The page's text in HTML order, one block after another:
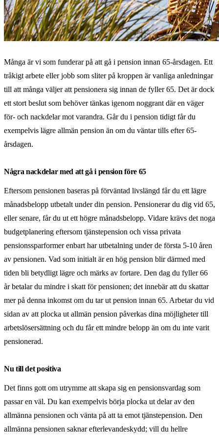
Många är vi som funderar på att gå i pension innan 65-årsdagen. Ett
tråkigt arbete eller jobb som sliter på kroppen är vanliga anledningar
till att många väljer att pensionera sig innan de fyller 65. Det är dock
ett stort beslut som behöver tänkas igenom noggrant där en väger
för- och nackdelar mot varandra. Går du i pension tidigt får du
exempelvis lägre allmän pension än om du väntar tills efter 65-
årsdagen.
Några nackdelar med att gå i pension före 65
Eftersom pensionen baseras på förväntad livslängd får du ett lägre
månadsbelopp utbetalt under din pension. Pensionerar du dig vid 65,
eller senare, får du ut ett högre månadsbelopp. Vidare krävs det noga
budgetplanering eftersom tjänstepension och vissa privata
pensionssparformer enbart har utbetalning under de första 5-10 åren
av pensionen. Vad som initialt är en hög pension blir därmed med
tiden bli betydligt lägre och märks av fortare. Den dag du fyller 66
år betalar du mindre i skatt för pensionen; det innebär att du skattar
mer på denna inkomst om du tar ut pension innan 65. Arbetar du vid
sidan av att plocka ut allmän pension påverkas dina möjligheter till
arbetslösersättning och du får ett mindre belopp än om du inte varit
pensionerad.
Nu till det positiva
Det finns gott om utrymme att skapa sig en pensionsvardag som
passar en väl. Du kan exempelvis börja plocka ut delar av den
allmänna pensionen och vänta på att ta emot tjänstepension. Den
allmänna pensionen saknar efterlevandeskydd; vill du hellre